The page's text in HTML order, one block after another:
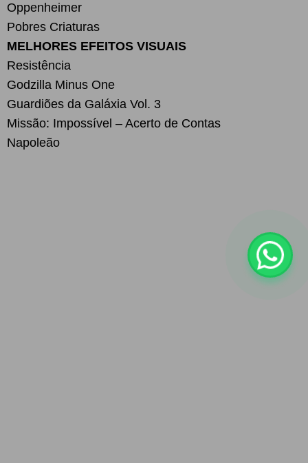
Oppenheimer
Pobres Criaturas
MELHORES EFEITOS VISUAIS
Resistência
Godzilla Minus One
Guardiões da Galáxia Vol. 3
Missão: Impossível – Acerto de Contas
Napoleão